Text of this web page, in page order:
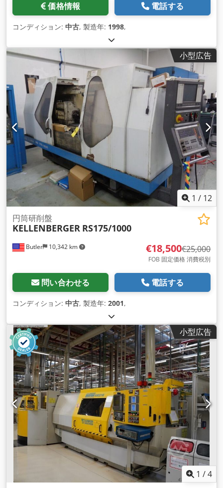
価格情報 電話する
コンディション: 中古, 製造年: 1998,
小型広告
1 / 12
Butler 10,342 km
円筒研削盤
KELLENBERGER RS175/1000
€18,500€25,000
FOB 固定価格 消費税別
問い合わせる 電話する
コンディション: 中古, 製造年: 2001,
小型広告
1 /4